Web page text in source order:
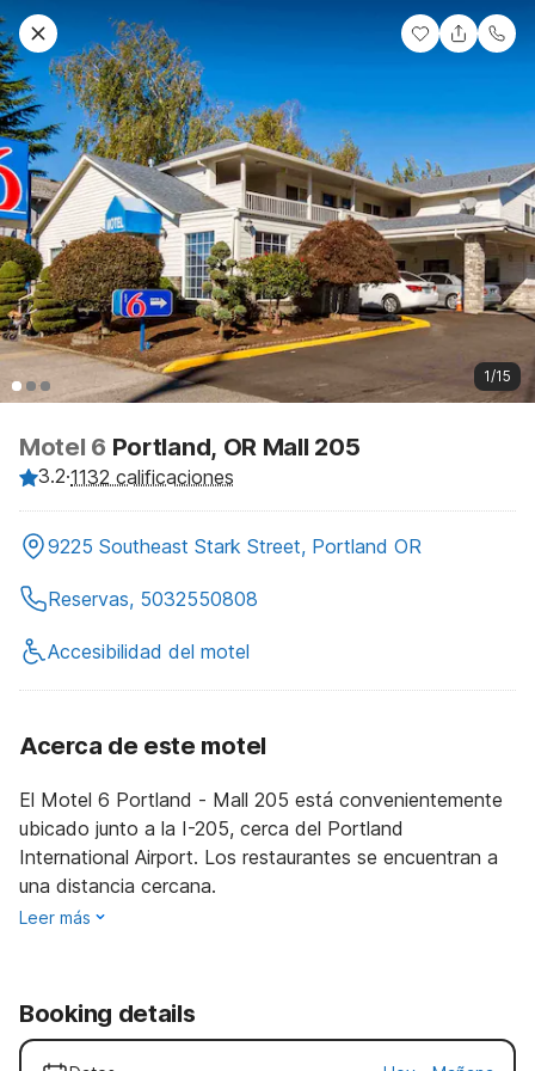
1/15
Motel 6 Portland, OR Mall 205
3.2·1132 calificaciones
9225 Southeast Stark Street, Portland OR
Reservas, 5032550808
Accesibilidad del motel
Acerca de este motel
El Motel 6 Portland - Mall 205 está convenientemente
ubicado junto a la I-205, cerca del Portland
International Airport. Los restaurantes se encuentran a
una distancia cercana.
Leer más
Booking details